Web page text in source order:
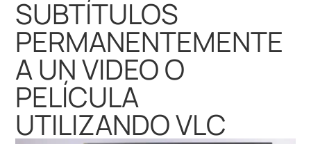
SUBTÍTULOS
PERMANENTEMENTE
A UN VIDEO O
PELÍCULA
UTILIZANDO VLC